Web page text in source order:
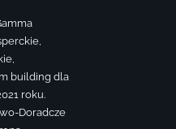
building dla
roku.
Doradcze